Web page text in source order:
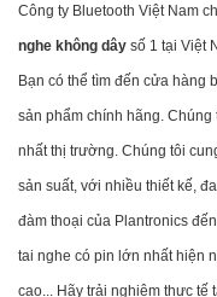
Công ty Bluetooth Việt Nam
nghe không dây số 1 tại Việt
Bạn có thể tìm đến cửa hàng
sản phẩm chính hãng.
nhất thị trường. Chúng tôi
sản suất, với nhiều thiết kế,
đàm thoại của Plantronics
tai nghe có pin lớn nhất hiện
cao... Hãy trải nghiệm thực tế